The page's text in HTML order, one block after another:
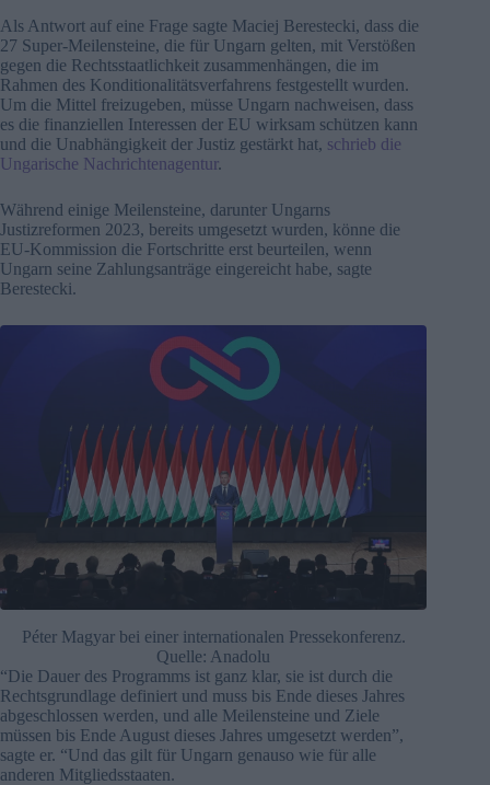
Als Antwort auf eine Frage sagte Maciej Berestecki, dass die
27 Super-Meilensteine, die für Ungarn gelten, mit Verstößen
gegen die Rechtsstaatlichkeit zusammenhängen, die im
Rahmen des Konditionalitätsverfahrens festgestellt wurden.
Um die Mittel freizugeben, müsse Ungarn nachweisen, dass
es die finanziellen Interessen der EU wirksam schützen kann
und die Unabhängigkeit der Justiz gestärkt hat, schrieb die
Ungarische Nachrichtenagentur.
Während einige Meilensteine, darunter Ungarns
Justizreformen 2023, bereits umgesetzt wurden, könne die
EU-Kommission die Fortschritte erst beurteilen, wenn
Ungarn seine Zahlungsanträge eingereicht habe, sagte
Berestecki.
Péter Magyar bei einer internationalen Pressekonferenz.
Quelle: Anadolu
“Die Dauer des Programms ist ganz klar, sie ist durch die
Rechtsgrundlage definiert und muss bis Ende dieses Jahres
abgeschlossen werden, und alle Meilensteine und Ziele
müssen bis Ende August dieses Jahres umgesetzt werden”,
sagte er. “Und das gilt für Ungarn genauso wie für alle
anderen Mitgliedsstaaten.